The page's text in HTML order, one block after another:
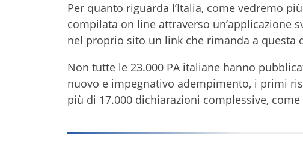
Per quanto riguarda l’Italia, come vedremo
compilata on line attraverso un’applicazione
nel proprio sito un link che rimanda a questa
Non tutte le 23.000 PA italiane hanno
nuovo e impegnativo adempimento, i primi
più di 17.000 dichiarazioni complessive,